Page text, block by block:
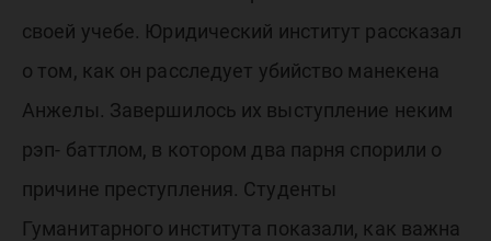
своей учебе. Юридический институт рассказал
о том, как он расследует убийство манекена
Анжелы. Завершилось их выступление неким
рэп- баттлом, в котором два парня спорили о
причине преступления. Студенты
Гуманитарного института показали, как важна